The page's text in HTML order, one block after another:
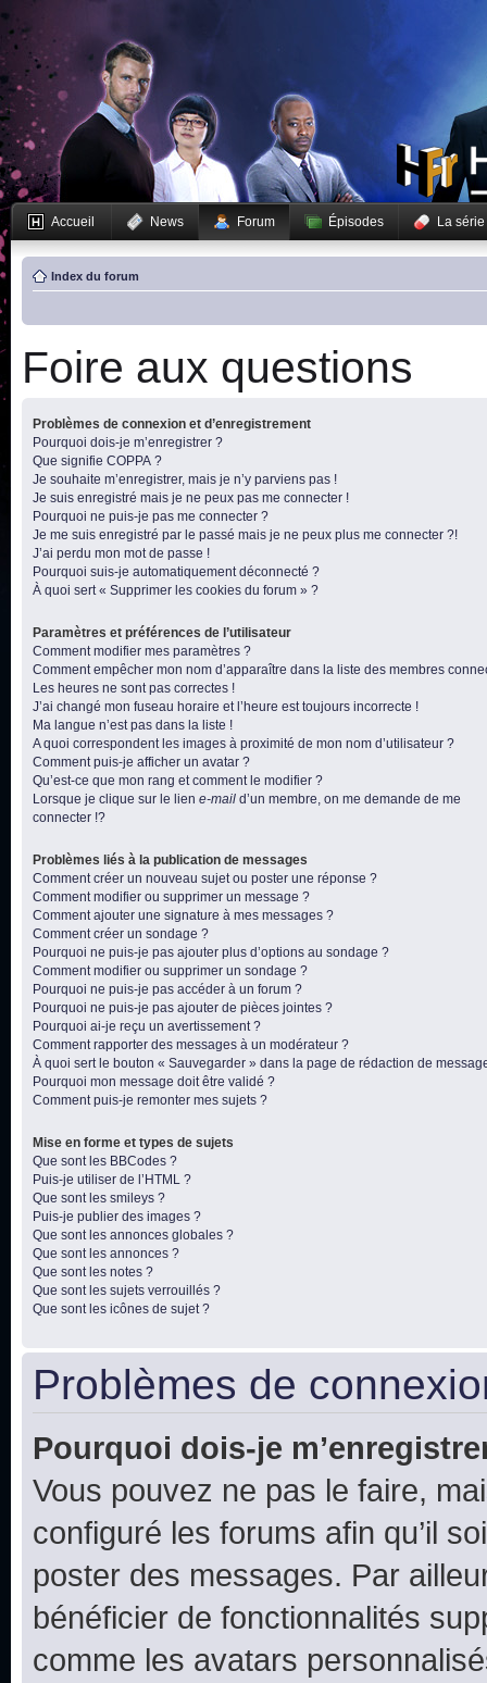
Accueil News Forum Épisodes La série
Index du forum
Foire aux questions
Problèmes de connexion et d’enregistrement
Pourquoi dois-je m’enregistrer ?
Que signifie COPPA ?
Je souhaite m’enregistrer, mais je n’y parviens pas !
Je suis enregistré mais je ne peux pas me connecter !
Pourquoi ne puis-je pas me connecter ?
Je me suis enregistré par le passé mais je ne peux plus me connecter ?!
J’ai perdu mon mot de passe !
Pourquoi suis-je automatiquement déconnecté ?
À quoi sert « Supprimer les cookies du forum » ?
Paramètres et préférences de l’utilisateur
Comment modifier mes paramètres ?
Comment empêcher mon nom d’apparaître dans la liste des membres
Les heures ne sont pas correctes !
J’ai changé mon fuseau horaire et l’heure est toujours incorrecte !
Ma langue n’est pas dans la liste !
A quoi correspondent les images à proximité de mon nom d’utilisateur ?
Comment puis-je afficher un avatar ?
Qu’est-ce que mon rang et comment le modifier ?
Lorsque je clique sur le lien e-mail d’un membre, on me demande de me
connecter !?
Problèmes liés à la publication de messages
Comment créer un nouveau sujet ou poster une réponse ?
Comment modifier ou supprimer un message ?
Comment ajouter une signature à mes messages ?
Comment créer un sondage ?
Pourquoi ne puis-je pas ajouter plus d’options au sondage ?
Comment modifier ou supprimer un sondage ?
Pourquoi ne puis-je pas accéder à un forum ?
Pourquoi ne puis-je pas ajouter de pièces jointes ?
Pourquoi ai-je reçu un avertissement ?
Comment rapporter des messages à un modérateur ?
À quoi sert le bouton « Sauvegarder » dans la page de rédaction de
Pourquoi mon message doit être validé ?
Comment puis-je remonter mes sujets ?
Mise en forme et types de sujets
Que sont les BBCodes ?
Puis-je utiliser de l’HTML ?
Que sont les smileys ?
Puis-je publier des images ?
Que sont les annonces globales ?
Que sont les annonces ?
Que sont les notes ?
Que sont les sujets verrouillés ?
Que sont les icônes de sujet ?
Problèmes de
Pourquoi dois-je
Vous pouvez ne pas le faire,
configuré les forums afin qu’il
poster des messages. Par
bénéficier de fonctionnalités
comme les avatars